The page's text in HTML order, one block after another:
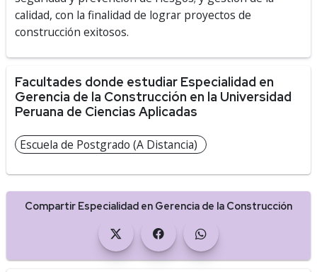
calidad, con la ­finalidad de lograr proyectos de
construcción exitosos.
Facultades donde estudiar Especialidad en
Gerencia de la Construcción en la Universidad
Peruana de Ciencias Aplicadas
Escuela de Postgrado (A Distancia)
Compartir Especialidad en Gerencia de la Construcción